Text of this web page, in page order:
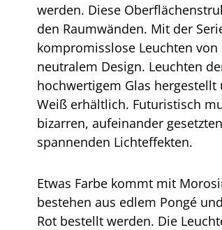
werden. Diese
den Raumwänden. Mit der
kompromisslose Leuchten
neutralem Design. Leuchten
hochwertigem Glas
Weiß erhältlich. Futuristisch
bizarren, aufeinander
spannenden Lichteffekten.
Etwas Farbe kommt mit
bestehen aus edlem Pongé
Rot bestellt werden. Die